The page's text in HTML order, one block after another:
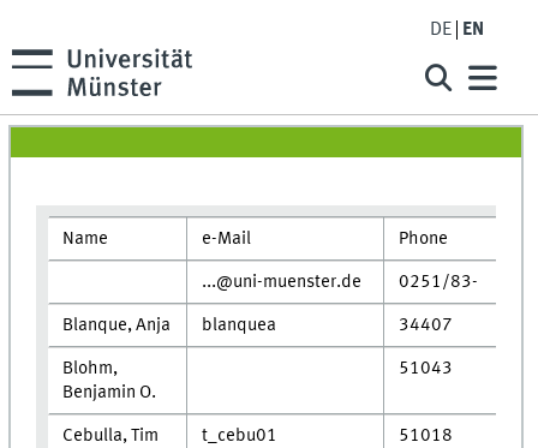
DE EN
Name e-Mail Phone
...@uni-muenster.de 0251/83-
Blanque, Anja blanquea 34407
Blohm,
Benjamin O.
51043
Cebulla, Tim t_cebu01 51018